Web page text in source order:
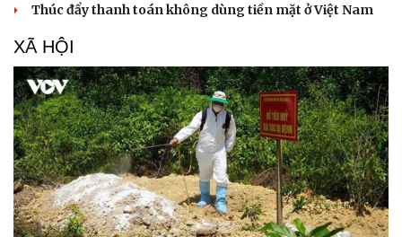
Thúc đẩy thanh toán không dùng tiền mặt ở Việt Nam
XÃ HỘI